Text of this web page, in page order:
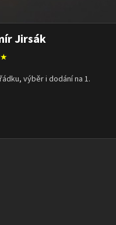
Jirsák
výběr i dodání na 1.